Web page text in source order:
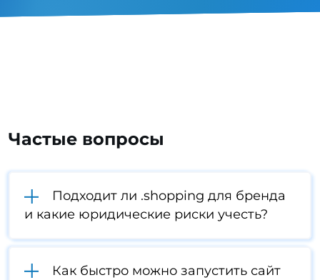
Частые вопросы
Подходит ли .shopping для бренда
и какие юридические риски учесть?
Как быстро можно запустить сайт